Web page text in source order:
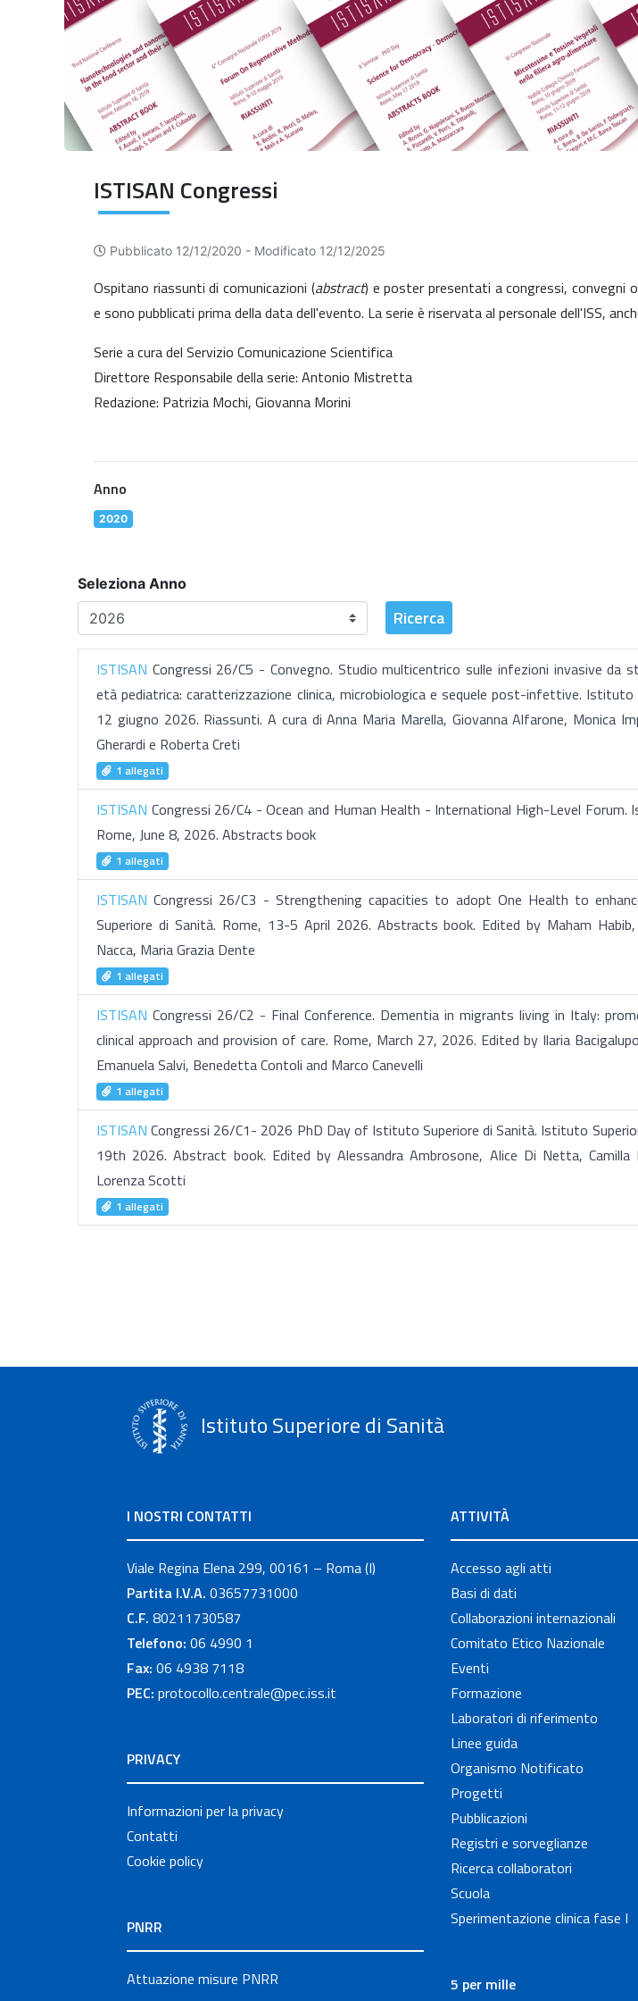
ISTISAN Congressi
Pubblicato 12/12/2020 - Modificato 12/12/2025
Ospitano riassunti di comunicazioni (abstract) e poster presentati a congressi,
e sono pubblicati prima della data dell'evento. La serie è riservata al personale dell'ISS,
Serie a cura del Servizio Comunicazione Scientifica
Direttore Responsabile della serie: Antonio Mistretta
Redazione: Patrizia Mochi, Giovanna Morini
Anno
2020
Seleziona Anno
Ricerca
ISTISAN Congressi 26/C5 - Convegno. Studio multicentrico sulle infezioni invasive da
età pediatrica: caratterizzazione clinica, microbiologica e sequele post-infettive. Istituto
12 giugno 2026. Riassunti. A cura di Anna Maria Marella, Giovanna Alfarone, Monica
Gherardi e Roberta Creti
1 allegati
ISTISAN Congressi 26/C4 - Ocean and Human Health - International High-Level Forum.
Rome, June 8, 2026. Abstracts book
1 allegati
ISTISAN Congressi 26/C3 - Strengthening capacities to adopt One Health to
Superiore di Sanità. Rome, 13-5 April 2026. Abstracts book. Edited by Maham Habib,
Nacca, Maria Grazia Dente
1 allegati
ISTISAN Congressi 26/C2 - Final Conference. Dementia in migrants living in Italy:
clinical approach and provision of care. Rome, March 27, 2026. Edited by Ilaria
Emanuela Salvi, Benedetta Contoli and Marco Canevelli
1 allegati
ISTISAN Congressi 26/C1- 2026 PhD Day of Istituto Superiore di Sanità. Istituto
19th 2026. Abstract book. Edited by Alessandra Ambrosone, Alice Di Netta, Camilla
Lorenza Scotti
1 allegati
Istituto Superiore di Sanità
I NOSTRI CONTATTI
Viale Regina Elena 299, 00161 – Roma (I)
Partita I.V.A. 03657731000
C.F. 80211730587
Telefono: 06 4990 1
Fax: 06 4938 7118
PEC: protocollo.centrale@pec.iss.it
PRIVACY
Informazioni per la privacy
Contatti
Cookie policy
PNRR
Attuazione misure PNRR
ATTIVITÀ
Accesso agli atti
Basi di dati
Collaborazioni internazionali
Comitato Etico Nazionale
Eventi
Formazione
Laboratori di riferimento
Linee guida
Organismo Notificato
Progetti
Pubblicazioni
Registri e sorveglianze
Ricerca collaboratori
Scuola
Sperimentazione clinica fase I
5 per mille